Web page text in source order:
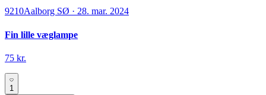
9210Aalborg SØ · 28. mar. 2024
Fin lille væglampe
75 kr.
1